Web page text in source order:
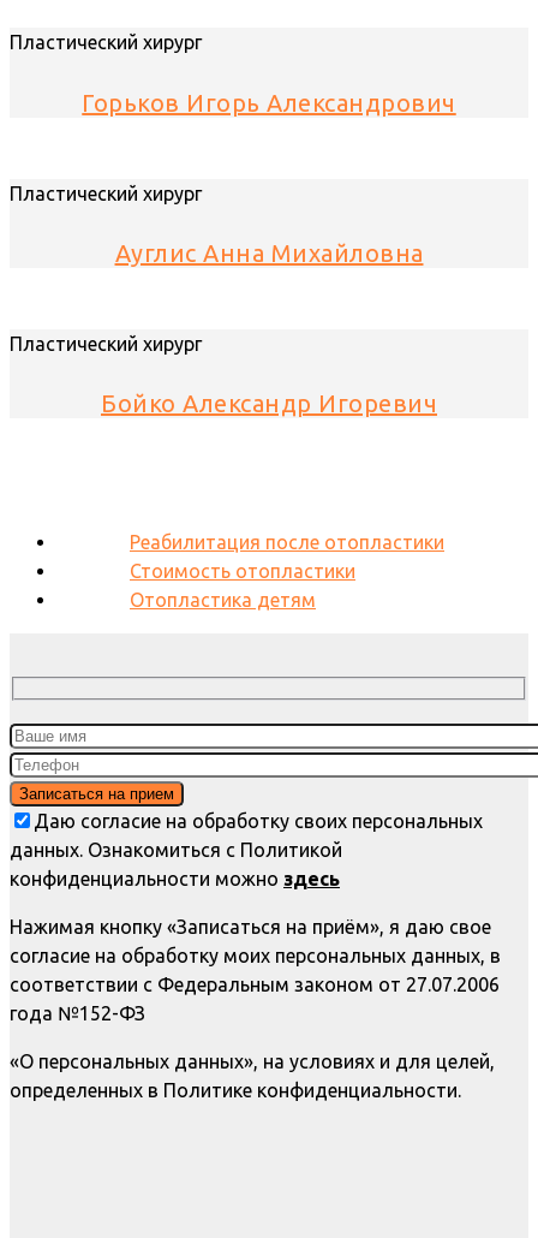
Пластический хирург
Горьков Игорь Александрович
Пластический хирург
Ауглис Анна Михайловна
Пластический хирург
Бойко Александр Игоревич
Реабилитация после отопластики
Стоимость отопластики
Отопластика детям
Даю согласие на обработку своих персональных
данных. Ознакомиться с Политикой
конфиденциальности можно здесь
Нажимая кнопку «Записаться на приём», я даю свое
согласие на обработку моих персональных данных, в
соответствии с Федеральным законом от 27.07.2006
года №152-ФЗ
«О персональных данных», на условиях и для целей,
определенных в Политике конфиденциальности.